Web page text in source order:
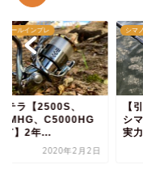
リールインプレ
くぐらい安い・・】
ノ 18バスライズの
を買って確かめる...
2020年5月6日
シマ
シ
底